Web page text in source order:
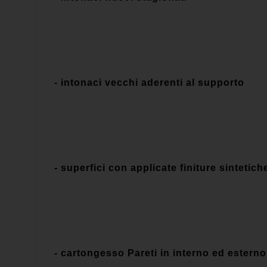
- intonaci vecchi aderenti al supporto
- superfici con applicate finiture
- cartongesso Pareti in interno ed